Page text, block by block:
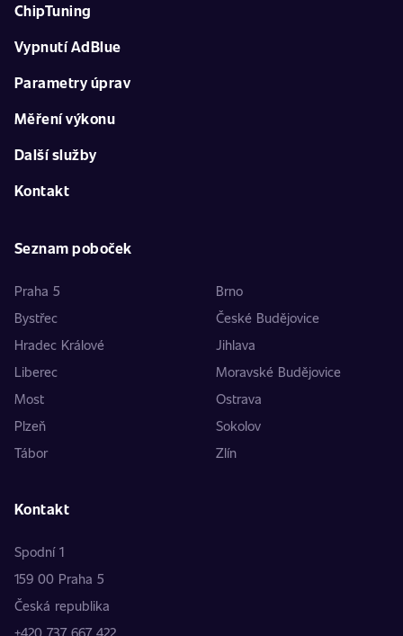
ChipTuning
Vypnutí AdBlue
Parametry úprav
Měření výkonu
Další služby
Kontakt
Seznam poboček
Praha 5
Brno
Bystřec
České Budějovice
Hradec Králové
Jihlava
Liberec
Moravské Budějovice
Most
Ostrava
Plzeň
Sokolov
Tábor
Zlín
Kontakt
Spodní 1
159 00 Praha 5
Česká republika
+420 737 667 422